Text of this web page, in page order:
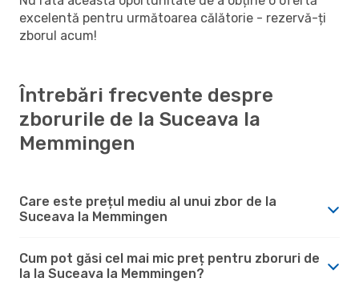
excelentă pentru următoarea călătorie - rezervă-ți
zborul acum!
Întrebări frecvente despre
zborurile de la Suceava la
Memmingen
Care este prețul mediu al unui zbor de la
Suceava la Memmingen
Cum pot găsi cel mai mic preț pentru zboruri de
la la Suceava la Memmingen?